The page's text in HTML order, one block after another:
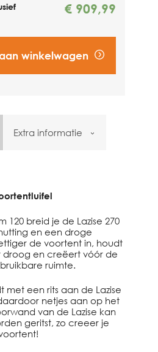
€ 909,99
winkelwagen
dealer
Extra informatie
120 breid je de Lazise 270
en een droge
de voortent in, houdt
droog en creëert vóór de
ruimte.
met een rits aan de Lazise
netjes aan op het
van de Lazise kan
geritst, zo creeer je